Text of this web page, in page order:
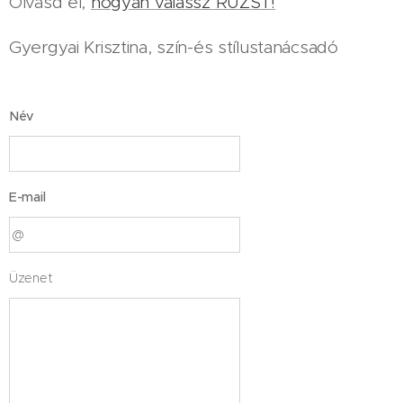
Gyergyai Krisztina, szín-és stílustanácsadó
Név
E-mail
Üzenet